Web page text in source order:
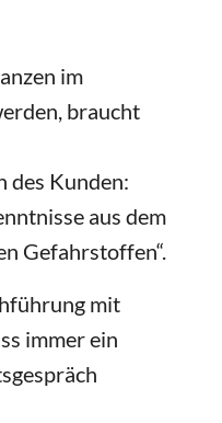
im
braucht
des Kunden:
aus dem
Gefahrstoffen“.
mit
immer ein